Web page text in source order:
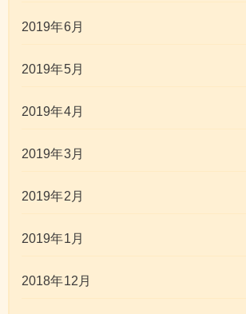
2019年6月
2019年5月
2019年4月
2019年3月
2019年2月
2019年1月
2018年12月